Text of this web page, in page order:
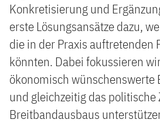
Konkretisierung und
erste Lösungsansätze dazu,
die in der Praxis auftretenden
könnten. Dabei fokussieren
ökonomisch wünschenswerte
und gleichzeitig das politische
Breitbandausbaus